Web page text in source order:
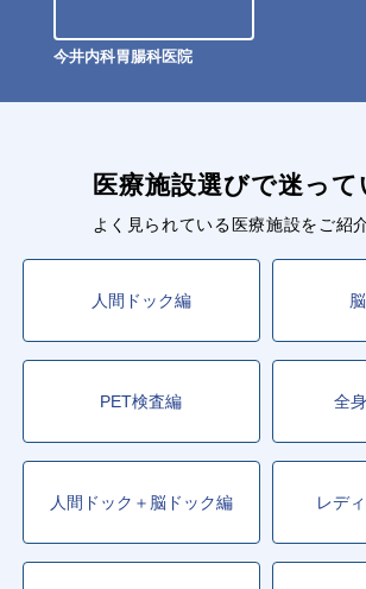
今井内科胃腸科医院
医療施設選びで迷って
よく見られている医療施設をご紹
人間ドック編
PET検査編 全
人間ドック＋脳ドック編 レデ